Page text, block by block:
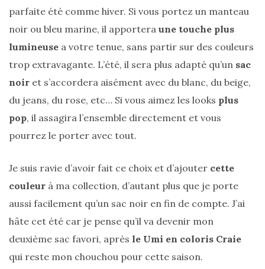
Revues
(478)
Tutoriels
(70)
Lifestyle
(154)
Bonnes
adresses/Evénements
(9)
parfaite été comme hiver. Si vous portez un manteau
noir ou bleu marine, il apportera une touche plus
lumineuse a votre tenue, sans partir sur des couleurs
trop extravagante. L’été, il sera plus adapté qu’un sac
noir et s’accordera aisément avec du blanc, du beige,
du jeans, du rose, etc… Si vous aimez les looks plus
pop, il assagira l’ensemble directement et vous
pourrez le porter avec tout.
Je suis ravie d’avoir fait ce choix et d’ajouter cette
couleur à ma collection, d’autant plus que je porte
aussi facilement qu’un sac noir en fin de compte. J’ai
hâte cet été car je pense qu’il va devenir mon
deuxième sac favori, après le Umi en coloris Craie
qui reste mon chouchou pour cette saison.